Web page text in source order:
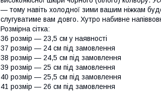
— тому навіть холодної зими вашим ніжкам
слугуватиме вам довго. Хутро набивне
Розмірна сітка:
36 розмір — 23,5 см у наявності
37 розмір — 24 см під замовлення
38 розмір — 24,5 см під замовлення
39 розмір — 25 см під замовлення
40 розмір — 25,5 см під замовлення
41 розмір — 26 см під замовлення